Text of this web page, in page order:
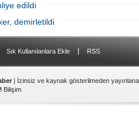
edildi
demirletildi
Sık Kullanılanlara Ekle RSS
| İzinsiz ve kaynak gösterilmeden
Bilişim